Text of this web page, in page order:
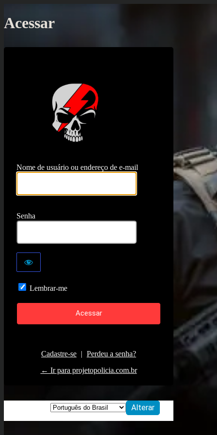
Acessar
Nome de usuário ou endereço de e-mail
Senha
Lembrar-me
Cadastre-se | Perdeu a senha?
← Ir para projetopolicia.com.br